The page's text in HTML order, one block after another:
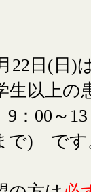
日(日)
生以上の
：00～
で) です